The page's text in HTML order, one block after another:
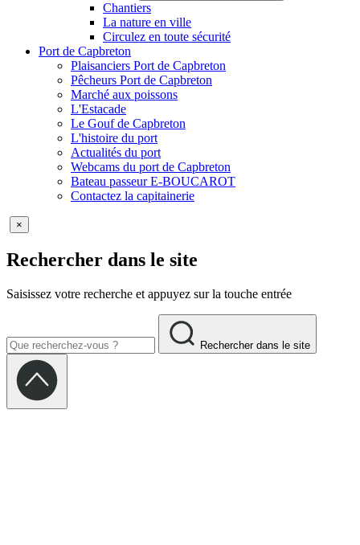
Chantiers
La nature en ville
Circulez en toute sécurité
Port de Capbreton
Plaisanciers Port de Capbreton
Pêcheurs Port de Capbreton
Marché aux poissons
L'Estacade
Le Gouf de Capbreton
L'histoire du port
Actualités du port
Webcams du port de Capbreton
Bateau passeur E-BOUCAROT
Contactez la capitainerie
×
Rechercher dans le site
Saisissez votre recherche et appuyez sur la touche entrée
Rechercher dans le site